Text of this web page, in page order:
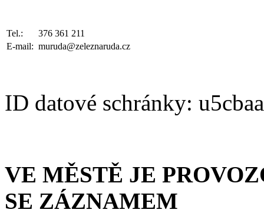
Tel.:
376 361 211
E-mail: muruda@zeleznaruda.cz
ID datové schránky:
VE MĚSTĚ JE
SE ZÁZNAMEM